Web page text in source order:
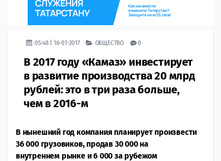
05:48 | 16-01-2017 ОБЩЕСТВО 0
В 2017 году «Камаз» инвестирует
в развитие производства 20 млрд
рублей: это в три раза больше,
чем в 2016-м
В нынешний год компания планирует произвести
36 000 грузовиков, продав 30 000 на
внутреннем рынке и 6 000 за рубежом